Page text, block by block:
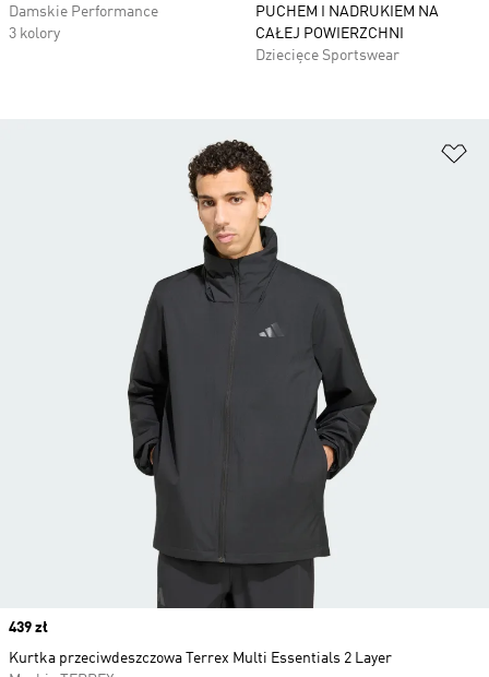
Damskie Performance
3 kolory
PUCHEM I NADRUKIEM NA
CAŁEJ POWIERZCHNI
Dziecięce Sportswear
Price
439 zł
Kurtka przeciwdeszczowa Terrex Multi Essentials 2 Layer